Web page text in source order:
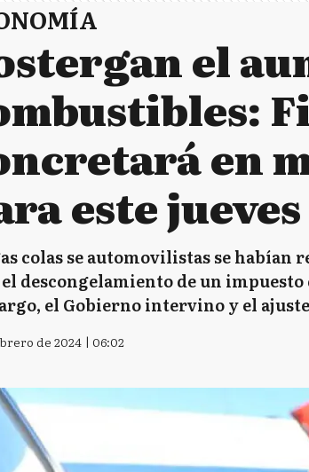
el
en
este jueves
colas se automovilistas se
descongelamiento de un
el Gobierno intervino y el
de 2024 | 06:02